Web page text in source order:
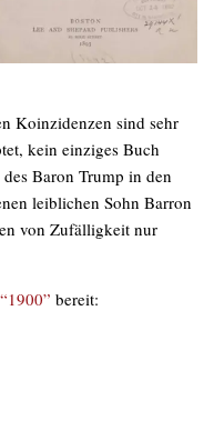
Koinzidenzen sind sehr
kein einziges Buch
Baron Trump in den
leiblichen Sohn Barron
von Zufälligkeit nur
bereit: